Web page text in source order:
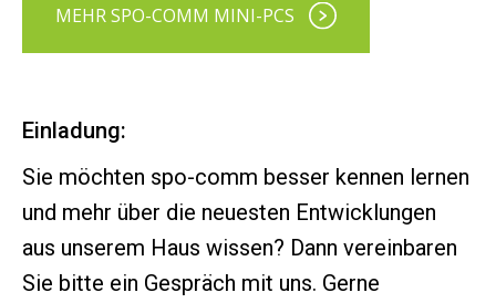
MEHR SPO-COMM MINI-PCS
Einladung:
Sie möchten spo-comm besser kennen lernen
und mehr über die neuesten Entwicklungen
aus unserem Haus wissen? Dann vereinbaren
Sie bitte ein Gespräch mit uns. Gerne